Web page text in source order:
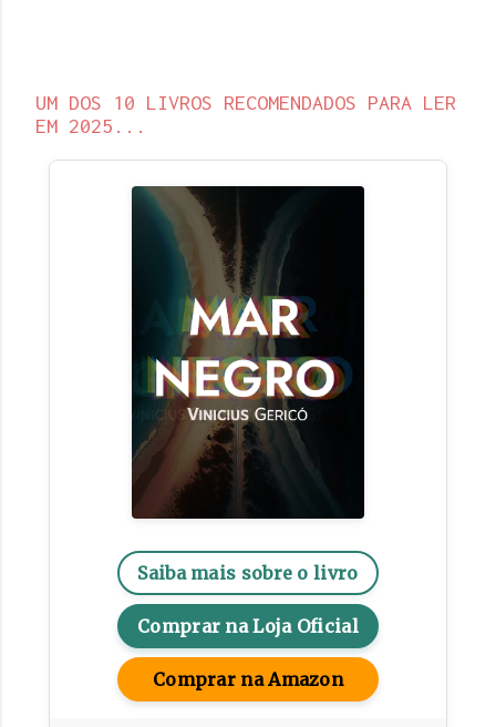
UM DOS 10 LIVROS RECOMENDADOS PARA LER
EM 2025...
Saiba mais sobre o livro
Comprar na Loja Oficial
Comprar na Amazon